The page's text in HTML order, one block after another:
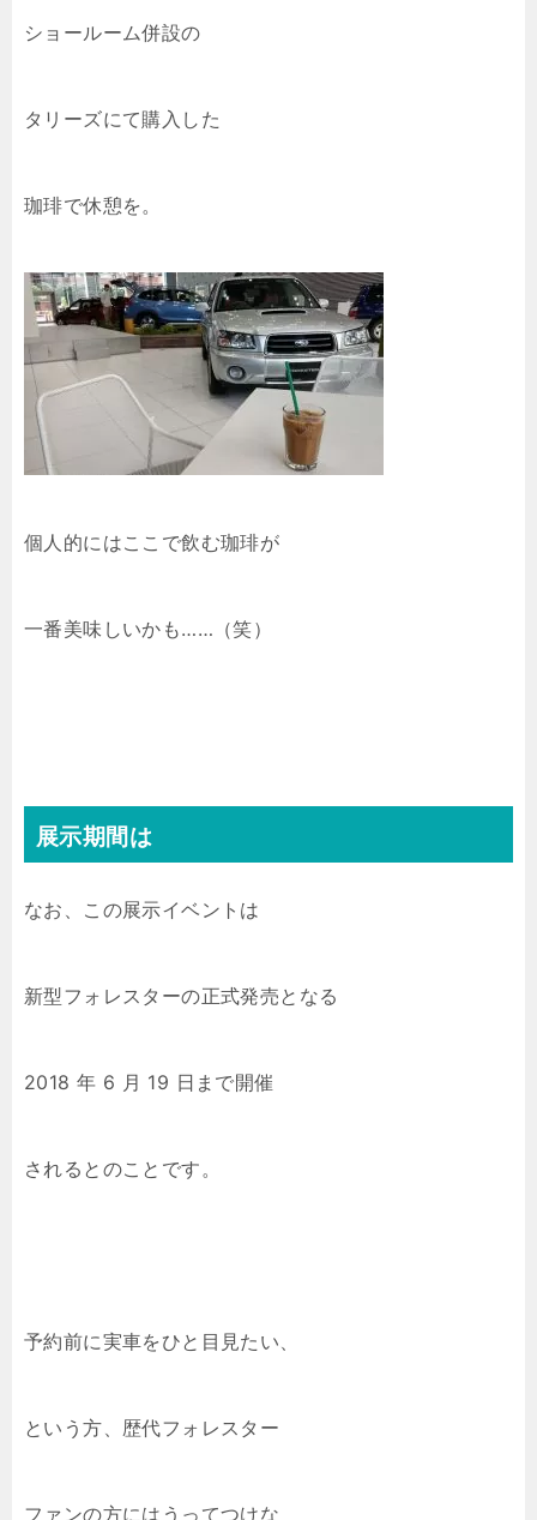
ショールーム併設の
タリーズにて購入した
珈琲で休憩を。
個人的にはここで飲む珈琲が
一番美味しいかも……（笑）
展示期間は
なお、この展示イベントは
新型フォレスターの正式発売となる
2018 年 6 月 19 日まで開催
されるとのことです。
予約前に実車をひと目見たい、
という方、歴代フォレスター
ファンの方にはうってつけな